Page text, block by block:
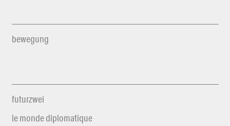
bewegung
futurzwei
le monde diplomatique